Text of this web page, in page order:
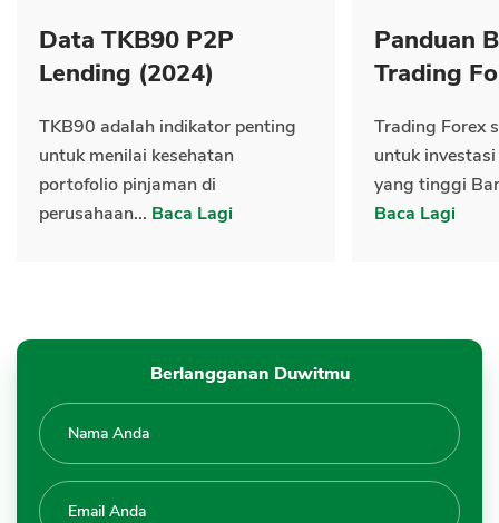
Data TKB90 P2P
Lending (2024)
TKB90 adalah indikator penting
untuk menilai kesehatan
portofolio pinjaman di
perusahaan... Baca Lagi
Panduan
Trading
Trading Forex
untuk
yang tinggi
Baca Lagi
Berlangganan Duwitmu